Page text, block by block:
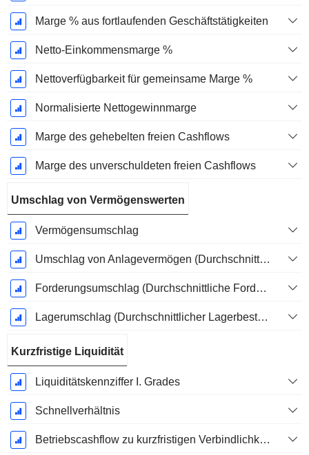
Marge % aus fortlaufenden Geschäftstätigkeiten
Netto-Einkommensmarge %
Nettoverfügbarkeit für gemeinsame Marge %
Normalisierte Nettogewinnmarge
Marge des gehebelten freien Cashflows
Marge des unverschuldeten freien Cashflows
Umschlag von Vermögenswerten
Vermögensumschlag
Umschlag von Anlagevermögen (Durchschnittliches Anlagevermögen)
Forderungsumschlag (Durchschnittliche Forderungen)
Lagerumschlag (Durchschnittlicher Lagerbestand)
Kurzfristige Liquidität
Liquiditätskennziffer I. Grades
Schnellverhältnis
Betriebscashflow zu kurzfristigen Verbindlichkeiten